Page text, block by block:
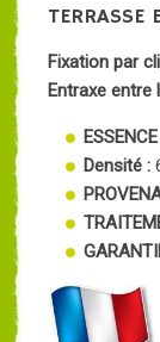
TERRASSE
Fixation par
Entraxe entre
ESSENCE
Densité :